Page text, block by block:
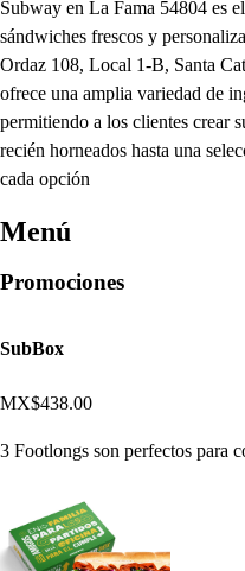
Subway en La Fama 54804 es
sándwiches frescos y
Ordaz 108, Local 1-B, Santa
ofrece una amplia variedad de
permitiendo a los clientes crear
recién horneados hasta una
cada opción
Menú
Promociones
SubBox
MX$438.00
3 Footlongs son perfectos para